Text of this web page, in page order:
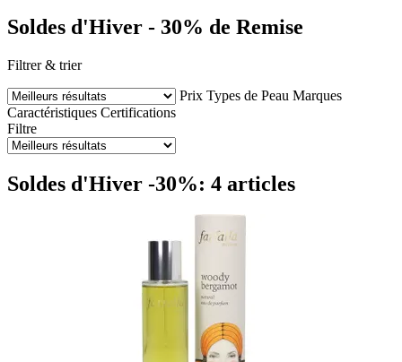
Soldes d'Hiver - 30% de Remise
Filtrer & trier
Prix Types de Peau Marques
Caractéristiques Certifications
Filtre
Soldes d'Hiver -30%: 4 articles